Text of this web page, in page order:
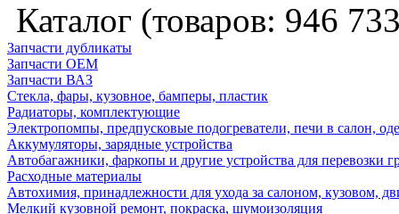
Каталог (товаров: 946
Запчасти дубликаты
Запчасти ОЕМ
Запчасти ВАЗ
Стекла, фары, кузовное, бамперы, пластик
Радиаторы, комплектующие
Электропомпы, предпусковые подогреватели, печи в салон,
Аккумуляторы, зарядные устройства
Автобагажники, фаркопы и другие устройства для перевозки
Расходные материалы
Автохимия, принадлежности для ухода за салоном, кузовом,
Мелкий кузовной ремонт, покраска, шумоизоляция